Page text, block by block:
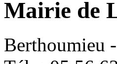
Mairie de
Berthoumieu